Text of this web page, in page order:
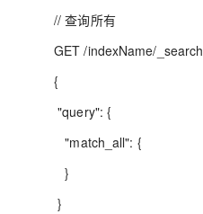
// 查询所有
GET /indexName/_search
{
"query": {
"match_all": {
}
}